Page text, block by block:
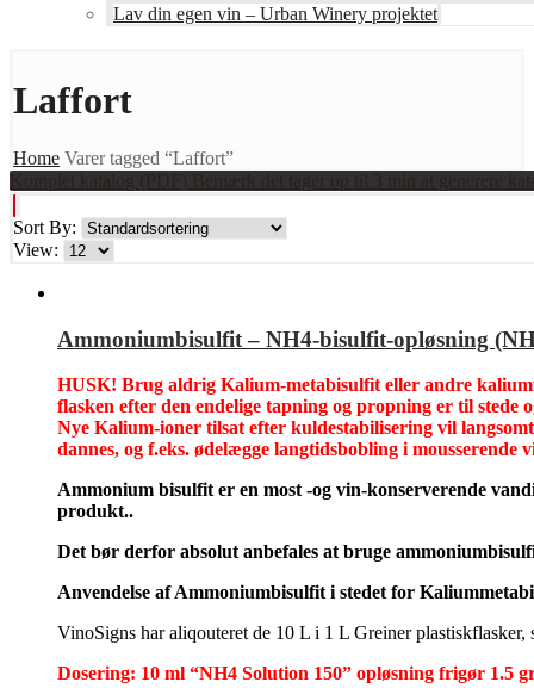
Lav din egen vin – Urban Winery projektet
Laffort
Home Varer tagged “Laffort”
Sort By:
View:
Ammoniumbisulfit – NH4-bisulfit-opløsning
HUSK! Brug aldrig Kalium-metabisulfit eller andre
flasken efter den endelige tapning og propning er til stede
Nye Kalium-ioner tilsat efter kuldestabilisering vil
dannes, og f.eks. ødelægge langtidsbobling i
Ammonium bisulfit er en most -og vin-konserverende
produkt..
Det bør derfor absolut anbefales at bruge
Anvendelse af Ammoniumbisulfit i stedet for
VinoSigns har aliqouteret de 10 L i 1 L Greiner
Dosering: 10 ml “NH4 Solution 150” opløsning frigør 1.5